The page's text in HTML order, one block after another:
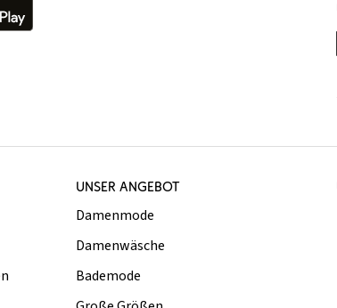
UNSER ANGEBOT
Damenmode
Damenwäsche
Bademode